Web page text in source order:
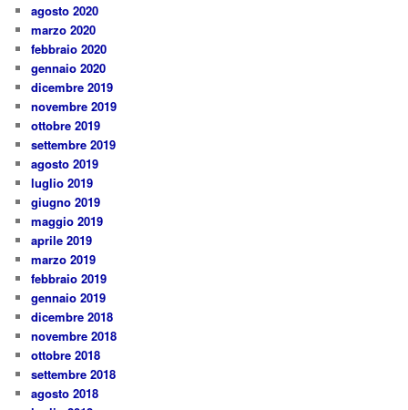
agosto 2020
marzo 2020
febbraio 2020
gennaio 2020
dicembre 2019
novembre 2019
ottobre 2019
settembre 2019
agosto 2019
luglio 2019
giugno 2019
maggio 2019
aprile 2019
marzo 2019
febbraio 2019
gennaio 2019
dicembre 2018
novembre 2018
ottobre 2018
settembre 2018
agosto 2018